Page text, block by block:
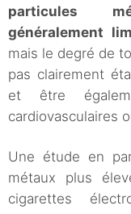
particules
généralement
mais le degré de
pas clairement
et être
cardiovasculaires
Une étude en
métaux plus
cigarettes